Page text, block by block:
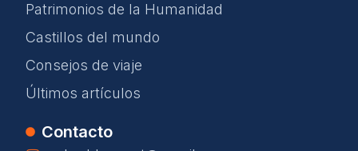
Patrimonios de la Humanidad
Castillos del mundo
Consejos de viaje
Últimos artículos
Contacto